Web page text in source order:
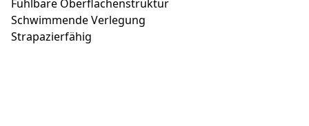
Fühlbare Oberflächenstruktur
Schwimmende Verlegung
Strapazierfähig